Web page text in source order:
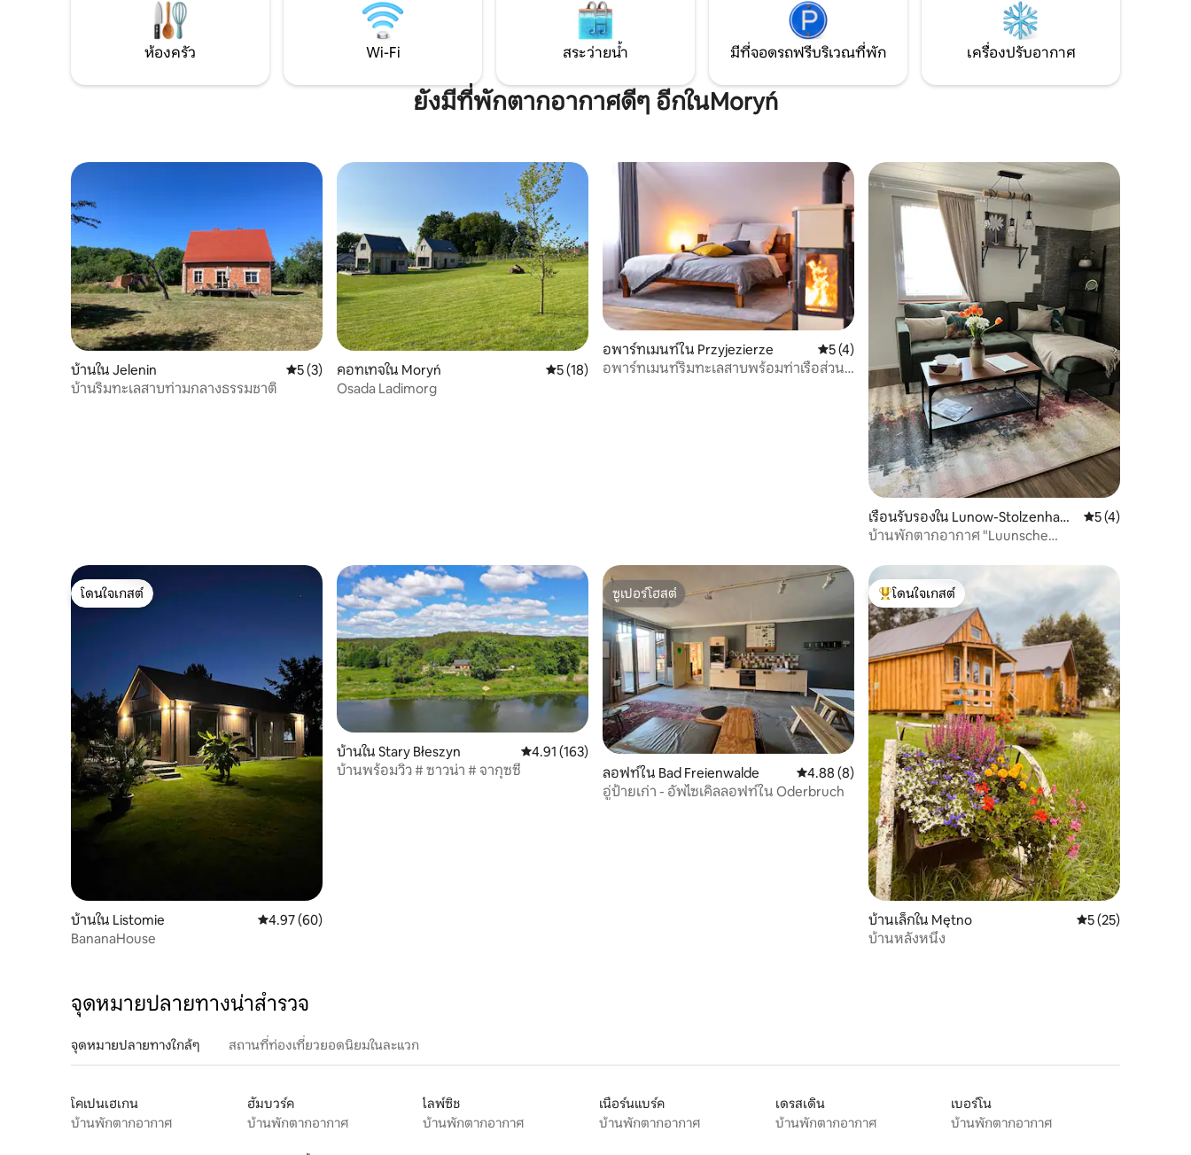
สู่น้ำ ท่าเรือ ชายหาด และป่าได้โดยตรง วิว
ทะเลสาบที่สวยงามและพระอาทิตย์ตกที่
สงบทำให้ประสบการณ์นี้สมบูรณ์ตลอดทั้งปี
ตลอดทั้งปี และอยู่ห่างจากเบอร์ลินเพียง
ประมาณ 2 ชั่วโมง ยินดีต้อนรับคุณและสัตว์
เลี้ยงของคุณเป็นอย่างยิ่ง
เก็ต การพายเรือแคนู และการอาบน้ำ
สามารถเดินทางไปยังทะเลสาบได้ภายใน 3
กม.
ห้องครัว Wi-Fi สระว่ายน้ำ มีที่จอดรถฟรีบริเวณที่พัก เครื่องปรับอากาศ
ยังมีที่พักตากอากาศดีๆ อีกในMoryń
บ้านใน Jelenin คะแนนเฉลี่ย 5 จาก 5, 3 รีวิว
5 (3)
บ้านริมทะเลสาบท่ามกลางธรรมชาติ
คอทเทจใน Moryń คะแนนเฉลี่ย 5 จาก 5, 18 รีวิว
5 (18)
Osada Ladimorg
อพาร์ทเมนท์ใน Przyjezierze คะแนนเฉลี่ย 5 จาก 5, 4 รีวิว
5 (4)
อพาร์ทเมนท์ริมทะเลสาบพร้อมท่าเรือส่วน
เรือนรับรองใน Lunow-Stolzenhage
n
คะแนนเฉลี่ย 5 จา
5 (4)
บ้านพักตากอากาศ "Luunsche
โดนใจเกสต์
โดนใจเกสต์
บ้านใน Listomie คะแนนเฉลี่ย 4.97 จาก 5, 60 รีวิว
4.97 (60)
BananaHouse
บ้านใน Stary Błeszyn คะแนนเฉลี่ย 4.91 จาก 5, 163 รีวิว
4.91 (163)
บ้านพร้อมวิว # ซาวน่า # จากุซซี่
ซูเปอร์โฮสต์
ซูเปอร์โฮสต์
ลอฟท์ใน Bad Freienwalde คะแนนเฉลี่ย 4.88 จาก 5, 8 รีวิว
4.88 (8)
อู่ป้ายเก่า - อัพไซเคิลลอฟท์ใน Oderbruch
โดนใจเกสต์ที่สุด
โดนใจเกสต์
บ้านเล็กใน Mętno คะแนนเฉลี่ย 5 จาก
5 (25)
บ้านหลังหนึ่ง
จุดหมายปลายทางน่าสำรวจ
จุดหมายปลายทางใกล้ๆ สถานที่ท่องเที่ยวยอดนิยมในละแวก
โคเปนเฮเกน
บ้านพักตากอากาศ
ฮัมบวร์ค
บ้านพักตากอากาศ
ไลพ์ซิช
บ้านพักตากอากาศ
เนือร์นแบร์ค
บ้านพักตากอากาศ
เดรสเดิน
บ้านพักตากอากาศ
เบอร์โน
บ้านพักตากอากาศ